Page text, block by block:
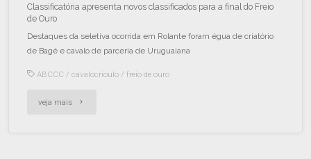
Classificatória apresenta novos classificados para a final do Freio
de Ouro
Destaques da seletiva ocorrida em Rolante foram égua de criatório
de Bagé e cavalo de parceria de Uruguaiana
ABCCC /cavalocrioulo /freio de ouro
veja mais